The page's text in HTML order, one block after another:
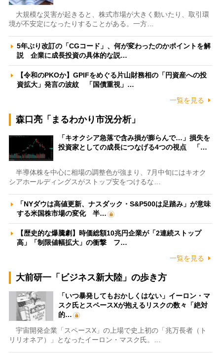
大規模な災害が起きると、株式市場が大きく動いたり、取引環
境が不安定になったりすることがある。一方…
5年ぶり改訂の「CGコード」、何が変わったのかポイントを解
説 企業に成長投資の具体的な説…
【令和のPKOか】GPIFをめぐる片山財務相の「円資産への投
資拡大」発言の波紋 「国債重視」…
一覧を見る
森口亮「まるわかり市況分析」
「キオクシア急落で含み損が膨らんで…」損失を
投資家としての成長につなげる4つの視点 「…
半導体株を中心に相場の調整色が強まり、7月中旬にはキオク
シアホールディングスがストップ安をつけるな…
「NYダウは高値更新、ナスダック・S&P500は足踏み」が意味
する米国株市場の変化 半…
【歴史的な爆騰劇】時価総額10兆円企業が「2連続ストップ
高」「制限値幅拡大」の衝撃 フ…
一覧を見る
大前研一「ビジネス新大陸」の歩き方
「いつ暴発してもおかしくはない」イーロン・マ
スク氏とスペースXが抱えるリスクの数々「絶対
的…
宇宙開発企業「スペースX」の上場で史上初の「兆万長者（ト
リリオネア）」となったイーロン・マスク氏。…